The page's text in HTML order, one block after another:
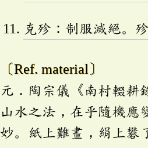
克殄：制服滅絕。
〔Ref. material〕
元．陶宗儀《南村輟耕
山水之法，在乎隨機應
妙。紙上難畫，絹上礬